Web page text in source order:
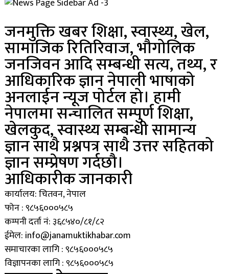
जनमुक्ति खबर शिक्षा, स्वास्थ्य, खेल,
सामाजिक रितिरिवाज, भौगोलिक
जनजिवन आदि सम्बन्धी सत्य, तथ्य, र
आधिकारिक ज्ञान नेपाली भाषाको
अनलाईन न्यूज पोर्टल हो। हामी
नेपालमा सन्चालित सम्पुर्ण शिक्षा,
खेलकुद, स्वास्थ्य सम्बन्धी सामान्य
ज्ञान साथै प्रश्नपत्र साथै उत्तर सहितको
ज्ञान सम्प्रेषण गर्दछौ।
आधिकारीक जानकारी
कार्यालय: चितवन, नेपाल
फोन : ९८५६०००५८५
कम्पनी दर्ता नं: ३६८५४०/८१/८२
ईमेल: info@janamuktikhabar.com
समाचारका लागि : ९८५६०००५८५
विज्ञापनका लागि : ९८५६०००५८५